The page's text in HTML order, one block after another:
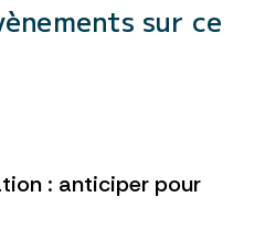
sur ce
: anticiper pour